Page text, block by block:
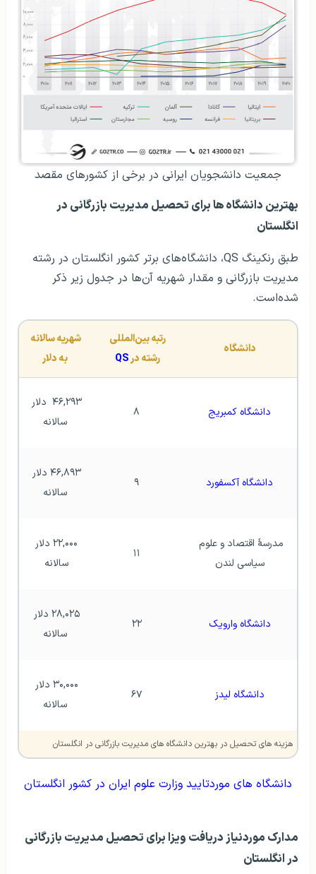
جمعیت دانشجویان ایرانی در برخی از کشورهای مقصد
بهترین دانشگاه ها برای تحصیل مدیریت بازرگانی در
انگلستان
طبق رنکینگ QS، دانشگاه‌های برتر کشور انگلستان در رشته
مدیریت بازرگانی و مقدار شهریه آن‌ها در جدول زیر ذکر
شده‌است.
دانشگاه
رشته در QS
به دلار
دانشگاه کمبریج ۸
سالانه
دانشگاه آکسفورد ۹
سالانه
سیاسی لندن
۱۱
سالانه
دانشگاه وارویک ۲۲
سالانه
دانشگاه لیدز ۶۷
سالانه
هزینه های تحصیل در بهترین دانشگاه های مدیریت بازرگانی در انگلستان
دانشگاه های موردتایید وزارت علوم ایران در کشور انگلستان
مدارک موردنیاز دریافت ویزا برای تحصیل مدیریت بازرگانی
در انگلستان